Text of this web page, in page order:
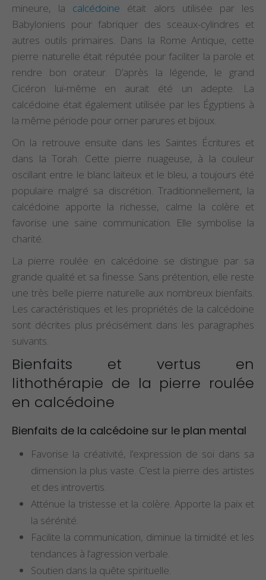
mineure, la calcédoine était alors utilisée par les
Babyloniens pour fabriquer des sceaux-cylindres et
autres outils primaires. Dans la Rome Antique, cette
pierre naturelle était réputée pour faciliter la parole et
rendre bon orateur. D’après la légende, le grand
Cicéron lui-même en aurait été un adepte. La
calcédoine était également utilisée par les Égyptiens à
la même période pour orner parures et bijoux.
On la retrouve ensuite dans les Saintes Écritures et
dans la Torah. Cette pierre nuageuse, à la couleur
oscillant entre le blanc laiteux et le bleu, a toujours été
populaire malgré sa discrétion. Traditionnellement, la
calcédoine apporte la richesse, calme la colère et
favorise une saine communication. Elle symbolise la
charité.
La pierre roulée en calcédoine se distingue par sa
grande qualité et sa finesse. Sans prétention, elle reste
une très belle pierre naturelle aux nombreux bienfaits.
Les caractéristiques et les propriétés de la calcédoine
sont décrites plus précisément dans les paragraphes
suivants.
Bienfaits et vertus en
lithothérapie de la pierre roulée
en calcédoine
Bienfaits de la calcédoine sur le plan mental
Favorise la créativité, l’expression de soi dans sa
dimension la plus vaste. C’est la pierre des artistes
et des introvertis.
Atténue la tristesse et la colère. Apporte la paix et
la sérénité.
Facilite la communication, diminue la timidité et les
tendances à l’agression verbale.
Soutien dans la quête spirituelle.